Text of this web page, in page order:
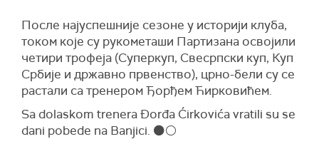
После најуспешније сезоне у историји клуба,
током које су рукометаши Партизана освојили
четири трофеја (Суперкуп, Свесрпски куп, Куп
Србије и државно првенство), црно-бели су се
растали са тренером Ђорђем Ћирковићем.
Sa dolaskom trenera Đorđa Ćirkovića vratili su se
dani pobede na Banjici. ⚫⚪